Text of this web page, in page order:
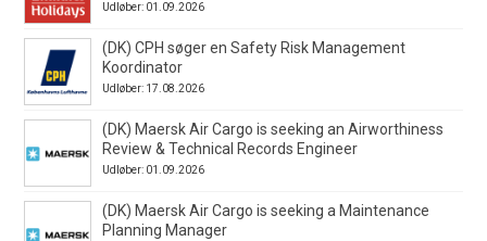
Udløber: 01.09.2026
(DK) CPH søger en Safety Risk Management
Koordinator
Udløber: 17.08.2026
(DK) Maersk Air Cargo is seeking an Airworthiness
Review & Technical Records Engineer
Udløber: 01.09.2026
(DK) Maersk Air Cargo is seeking a Maintenance
Planning Manager